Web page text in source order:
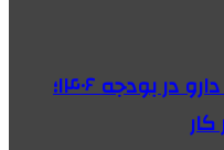
تسویه بدهی‌های صنعت دارو در بودجه ۱۴۰۶؛